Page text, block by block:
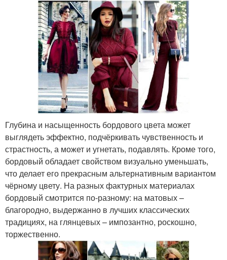
Глубина и насыщенность бордового цвета может
выглядеть эффектно, подчёркивать чувственность и
страстность, а может и угнетать, подавлять. Кроме того,
бордовый обладает свойством визуально уменьшать,
что делает его прекрасным альтернативным вариантом
чёрному цвету. На разных фактурных материалах
бордовый смотрится по-разному: на матовых –
благородно, выдержанно в лучших классических
традициях, на глянцевых – импозантно, роскошно,
торжественно.